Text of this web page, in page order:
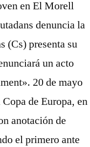
en El Morell
denuncia la
(Cs) presenta su
un acto
20 de mayo
de Europa, en
anotación de
el primero ante